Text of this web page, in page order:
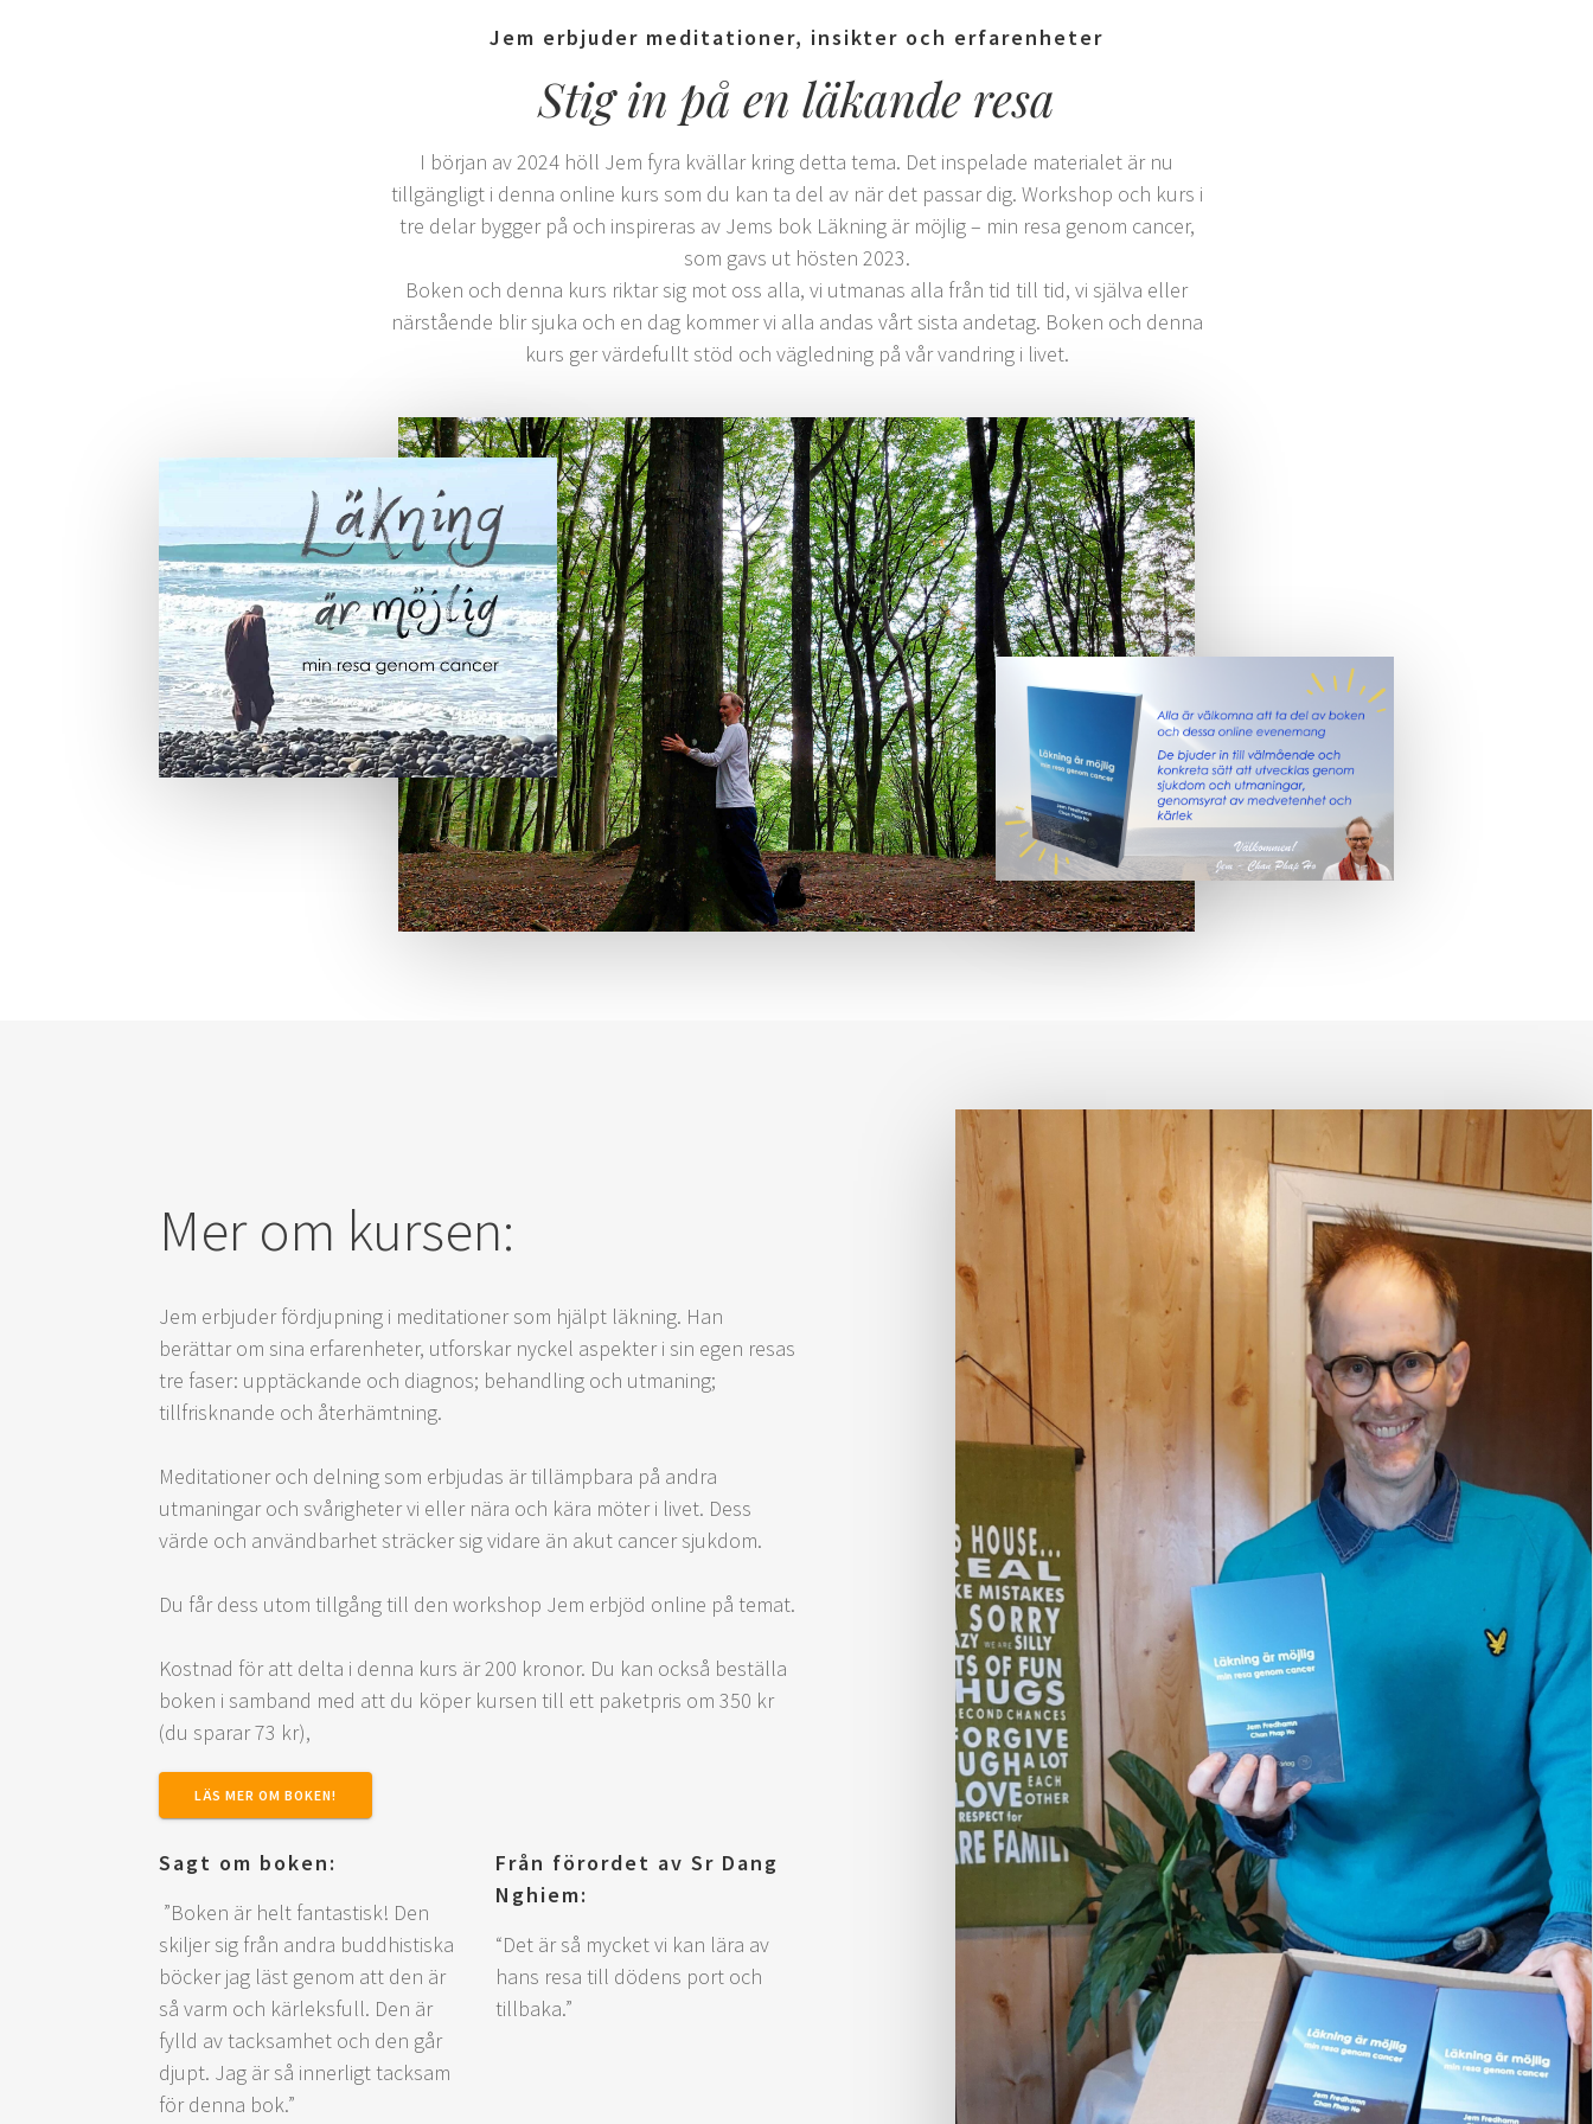
Jem erbjuder meditationer, insikter och erfarenheter
Stig in på en läkande resa
I början av 2024 höll Jem fyra kvällar kring detta tema. Det inspelade materialet är nu
tillgängligt i denna online kurs som du kan ta del av när det passar dig. Workshop och kurs i
tre delar bygger på och inspireras av Jems bok Läkning är möjlig – min resa genom cancer,
som gavs ut hösten 2023.
Boken och denna kurs riktar sig mot oss alla, vi utmanas alla från tid till tid, vi själva eller
närstående blir sjuka och en dag kommer vi alla andas vårt sista andetag. Boken och denna
kurs ger värdefullt stöd och vägledning på vår vandring i livet.
Mer om kursen:
Jem erbjuder fördjupning i meditationer som hjälpt läkning. Han
berättar om sina erfarenheter, utforskar nyckel aspekter i sin egen resas
tre faser: upptäckande och diagnos; behandling och utmaning;
tillfrisknande och återhämtning.
Meditationer och delning som erbjudas är tillämpbara på andra
utmaningar och svårigheter vi eller nära och kära möter i livet. Dess
värde och användbarhet sträcker sig vidare än akut cancer sjukdom.
Du får dess utom tillgång till den workshop Jem erbjöd online på temat.
Kostnad för att delta i denna kurs är 200 kronor. Du kan också beställa
boken i samband med att du köper kursen till ett paketpris om 350 kr
(du sparar 73 kr),
LÄS MER OM BOKEN!
Sagt om boken:
”Boken är helt fantastisk! Den
skiljer sig från andra buddhistiska
böcker jag läst genom att den är
så varm och kärleksfull. Den är
fylld av tacksamhet och den går
djupt. Jag är så innerligt tacksam
för denna bok.”
Från förordet av Sr Dang
Nghiem:
“Det är så mycket vi kan lära av
hans resa till dödens port och
tillbaka.”